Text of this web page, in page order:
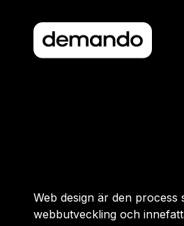
Web design är den
webbutveckling och